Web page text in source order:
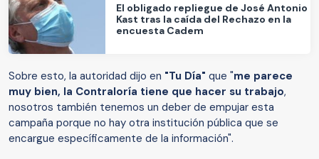
El obligado repliegue de José Antonio
Kast tras la caída del Rechazo en la
encuesta Cadem
Sobre esto, la autoridad dijo en "Tu Día" que "me parece
muy bien, la Contraloría tiene que hacer su trabajo,
nosotros también tenemos un deber de empujar esta
campaña porque no hay otra institución pública que se
encargue específicamente de la información".